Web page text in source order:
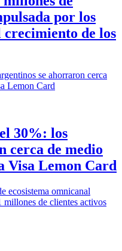
por los
de los
30%: los
cerca de medio
Visa Lemon Card